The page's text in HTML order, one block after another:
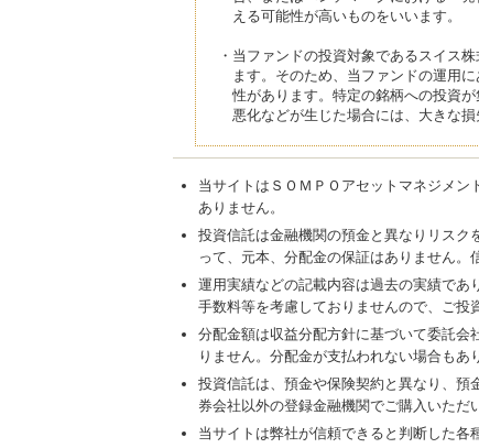
える可能性が高いものをいいます。
・ 当ファンドの投資対象であるスイス
ます。そのため、当ファンドの運用
性があります。特定の銘柄への投資
悪化などが生じた場合には、大きな損
当サイトはＳＯＭＰＯアセットマネジメ
ありません。
投資信託は金融機関の預金と異なりリス
って、元本、分配金の保証はありません。
運用実績などの記載内容は過去の実績であ
手数料等を考慮しておりませんので、ご投
分配金額は収益分配方針に基づいて委託
りません。分配金が支払われない場合もあ
投資信託は、預金や保険契約と異なり、
券会社以外の登録金融機関でご購入いただ
当サイトは弊社が信頼できると判断した